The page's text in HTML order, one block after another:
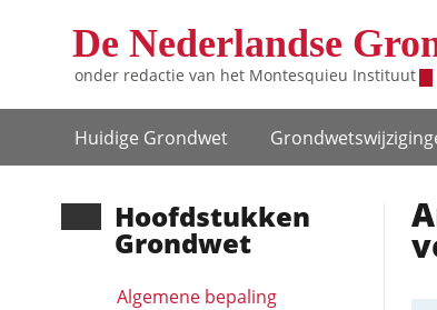
De Nederlandse
onder redactie van het Montesquieu Instituut
Hoofdnavigatie
Huidige Grondwet
Hoofd­stukken
Grondwet
Algemene bepaling